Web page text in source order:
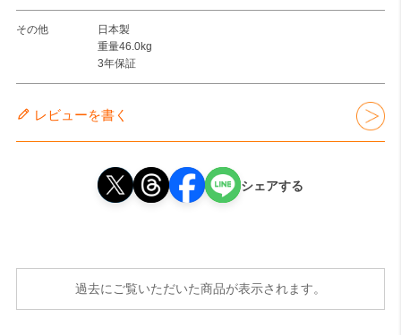
その他
日本製
重量46.0kg
3年保証
レビューを書く
シェアする
過去にご覧いただいた商品が表示されます。